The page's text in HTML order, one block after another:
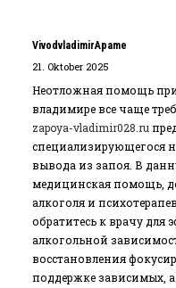
VivodvladimirApame
21. Oktober 2025
Неотложная помощь
владимире все чаще
zapoya-vladimir028.ru
специализирующегося
вывода из запоя. В
медицинская помощь,
алкоголя и
обратитесь к врачу для
алкогольной
восстановления
поддержке зависимых,